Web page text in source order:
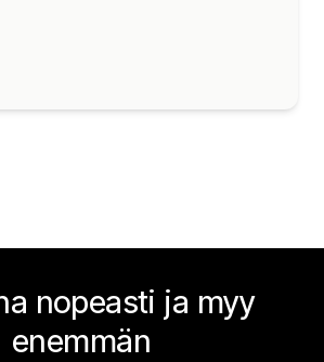
nopeasti ja myy
enemmän